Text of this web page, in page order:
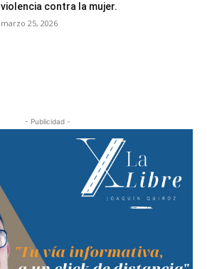
violencia contra la mujer.
marzo 25, 2026
- Publicidad -